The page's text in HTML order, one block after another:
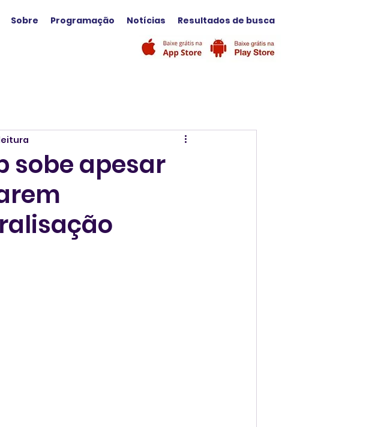
Sobre Programação Notícias Resultados de busca
sobe apesar